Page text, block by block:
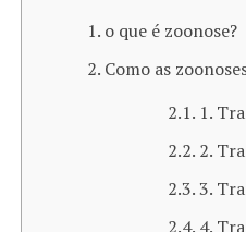
o que é zoonose​?
Como as
1.
2.
3.
4.